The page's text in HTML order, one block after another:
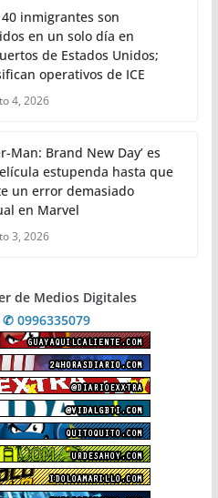
40 inmigrantes son
en un solo día en
de Estados Unidos;
operativos de ICE
4, 2026
Man: Brand New Day’ es
estupenda hasta que
un error demasiado
en Marvel
3, 2026
de Medios Digitales
✆ 0996335079